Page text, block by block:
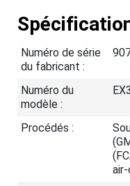
Numéro de série
du fabricant :
Numéro du
modèle :
Procédés :